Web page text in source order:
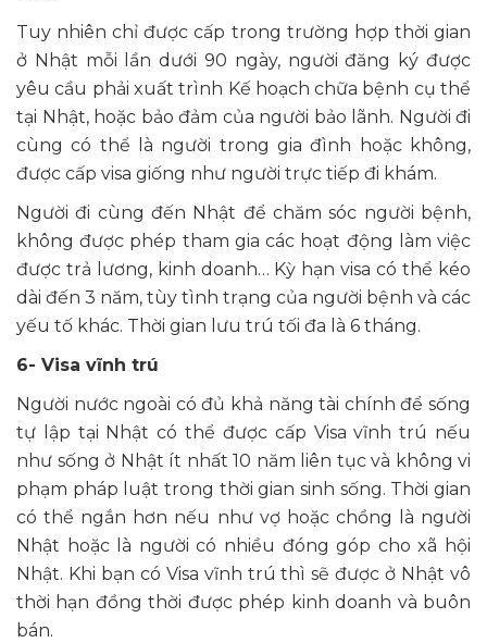
Tuy nhiên chỉ được cấp trong trường hợp thời gian
ở Nhật mỗi lần dưới 90 ngày, người đăng ký được
yêu cầu phải xuất trình Kế hoạch chữa bệnh cụ thể
tại Nhật, hoặc bảo đảm của người bảo lãnh. Người đi
cùng có thể là người trong gia đình hoặc không,
được cấp visa giống như người trực tiếp đi khám.
Người đi cùng đến Nhật để chăm sóc người bệnh,
không được phép tham gia các hoạt động làm việc
được trả lương, kinh doanh… Kỳ hạn visa có thể kéo
dài đến 3 năm, tùy tình trạng của người bệnh và các
yếu tố khác. Thời gian lưu trú tối đa là 6 tháng.
6- Visa vĩnh trú
Người nước ngoài có đủ khả năng tài chính để sống
tự lập tại Nhật có thể được cấp Visa vĩnh trú nếu
như sống ở Nhật ít nhất 10 năm liên tục và không vi
phạm pháp luật trong thời gian sinh sống. Thời gian
có thể ngắn hơn nếu như vợ hoặc chồng là người
Nhật hoặc là người có nhiều đóng góp cho xã hội
Nhật. Khi bạn có Visa vĩnh trú thì sẽ được ở Nhật vô
thời hạn đồng thời được phép kinh doanh và buôn
bán.